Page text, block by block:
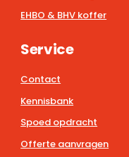
EHBO & BHV koffer
Service
Contact
Kennisbank
Spoed opdracht
Offerte aanvragen